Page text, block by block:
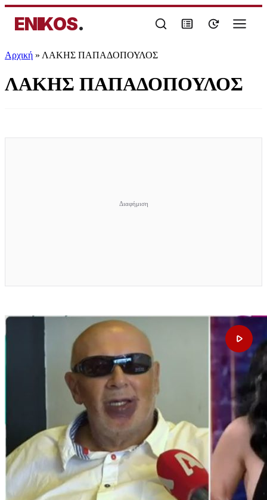
ENIKOS.
Αρχική » ΛΑΚΗΣ ΠΑΠΑΔΟΠΟΥΛΟΣ
ΛΑΚΗΣ ΠΑΠΑΔΟΠΟΥΛΟΣ